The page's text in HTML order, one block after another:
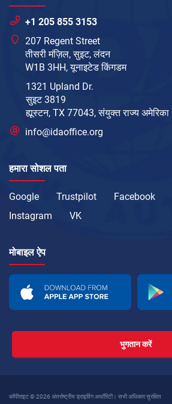
+1 205 855 3153
207 Regent Street
तीसरी मंज़िल, सुइट, लंदन
W1B 3HH, यूनाइटेड किंगडम
1321 Upland Dr.
सुइट 3819
ह्यूस्टन, TX 77043, संयुक्त राज्य अमेरिका
info@idaoffice.org
हमारा सोशल पता
Google Trustpilot Facebook
Instagram
VK
मोबाइल ऐप
भुगतान करें
कॉपीराइट © 2026 अंतर्राष्ट्रीय ड्राइविंग अथॉरिटी। सभी अधिकार सुरक्षित